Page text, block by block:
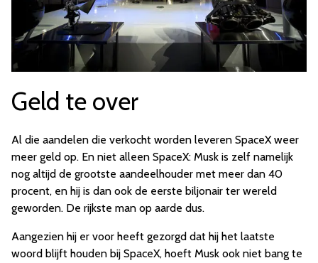
Geld te over
Al die aandelen die verkocht worden leveren SpaceX weer
meer geld op. En niet alleen SpaceX: Musk is zelf namelijk
nog altijd de grootste aandeelhouder met meer dan 40
procent, en hij is dan ook de eerste biljonair ter wereld
geworden. De rijkste man op aarde dus.
Aangezien hij er voor heeft gezorgd dat hij het laatste
woord blijft houden bij SpaceX, hoeft Musk ook niet bang te